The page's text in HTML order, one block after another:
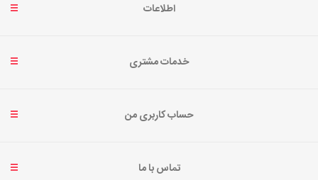
اطلاعات
خدمات مشتری
حساب کاربری من
تماس با ما